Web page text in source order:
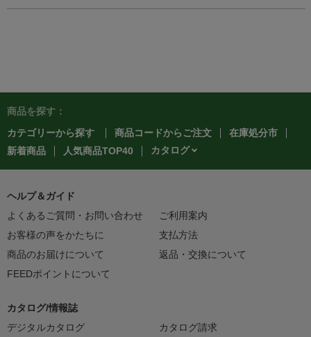
商品を探す：
カテゴリーから探す
商品コードからご注文
在庫処分市
新着商品
人気商品TOP40 カタログ
ヘルプ＆ガイド
よくあるご質問・お問い合わせ
ご利用案内
お客様の声をかたちに
支払方法
商品のお届けについて
返品・交換について
FEEDポイントについて
カタログ/情報誌
デジタルカタログ
カタログ請求